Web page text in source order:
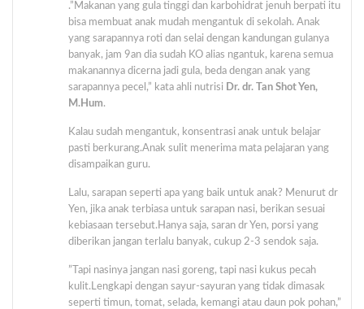
.”Makanan yang gula tinggi dan karbohidrat jenuh berpati itu
bisa membuat anak mudah mengantuk di sekolah. Anak
yang sarapannya roti dan selai dengan kandungan gulanya
banyak, jam 9an dia sudah KO alias ngantuk, karena semua
makanannya dicerna jadi gula, beda dengan anak yang
sarapannya pecel,” kata ahli nutrisi Dr. dr. Tan Shot Yen,
M.Hum.
Kalau sudah mengantuk, konsentrasi anak untuk belajar
pasti berkurang.Anak sulit menerima mata pelajaran yang
disampaikan guru.
Lalu, sarapan seperti apa yang baik untuk anak? Menurut dr
Yen, jika anak terbiasa untuk sarapan nasi, berikan sesuai
kebiasaan tersebut.Hanya saja, saran dr Yen, porsi yang
diberikan jangan terlalu banyak, cukup 2-3 sendok saja.
”Tapi nasinya jangan nasi goreng, tapi nasi kukus pecah
kulit.Lengkapi dengan sayur-sayuran yang tidak dimasak
seperti timun, tomat, selada, kemangi atau daun pok pohan,”